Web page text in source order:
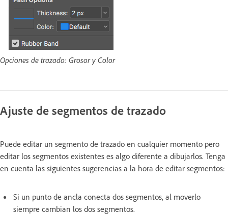
Opciones de trazado: Grosor y Color
Ajuste de segmentos de trazado
Puede editar un segmento de trazado en cualquier momento pero
editar los segmentos existentes es algo diferente a dibujarlos. Tenga
en cuenta las siguientes sugerencias a la hora de editar segmentos:
Si un punto de ancla conecta dos segmentos, al moverlo
siempre cambian los dos segmentos.